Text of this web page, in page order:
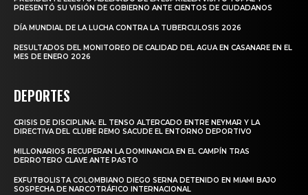
PRESENTÓ SU VISIÓN DE GOBIERNO ANTE CIENTOS DE CIUDADANOS
DÍA MUNDIAL DE LA LUCHA CONTRA LA TUBERCULOSIS 2026
RESULTADOS DEL MONITOREO DE CALIDAD DEL AGUA EN CASANARE EN EL
MES DE ENERO 2026
DEPORTES
CRISIS DE DISCIPLINA: EL TENSO ALTERCADO ENTRE NEYMAR Y LA
DIRECTIVA DEL CLUBE REMO SACUDE EL ENTORNO DEPORTIVO
MILLONARIOS RECUPERAN LA DOMINANCIA EN EL CAMPÍN TRAS
DERROTERO CLAVE ANTE PASTO
EXFUTBOLISTA COLOMBIANO DIEGO SERNA DETENIDO EN MIAMI BAJO
SOSPECHA DE NARCOTRÁFICO INTERNACIONAL